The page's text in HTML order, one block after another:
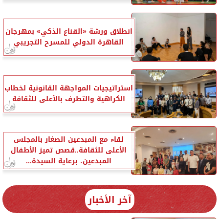
انطلاق ورشة «القناع الذكي» بمهرجان
القاهرة الدولي للمسرح التجريبي
استراتيجيات المواجهة القانونية لخطاب
الكراهية والتطرف بالأعلى للثقافة
لقاء مع المبدعين الصغار بالمجلس
الأعلى للثقافة..قصص تميز الأطفال
المبدعين، برعاية السيدة...
آخر الأخبار